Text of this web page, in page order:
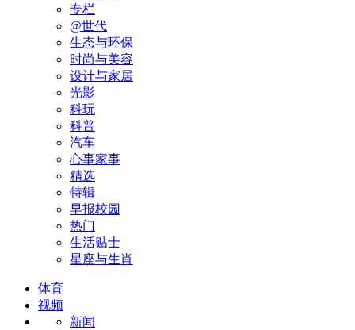
专栏
@世代
生态与环保
时尚与美容
设计与家居
光影
科玩
科普
汽车
心事家事
精选
特辑
早报校园
热门
生活贴士
星座与生肖
体育
视频
新闻